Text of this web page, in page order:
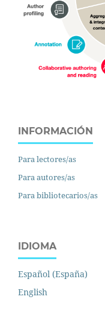
INFORMACIÓN
Para lectores/as
Para autores/as
Para bibliotecarios/as
IDIOMA
Español (España)
English